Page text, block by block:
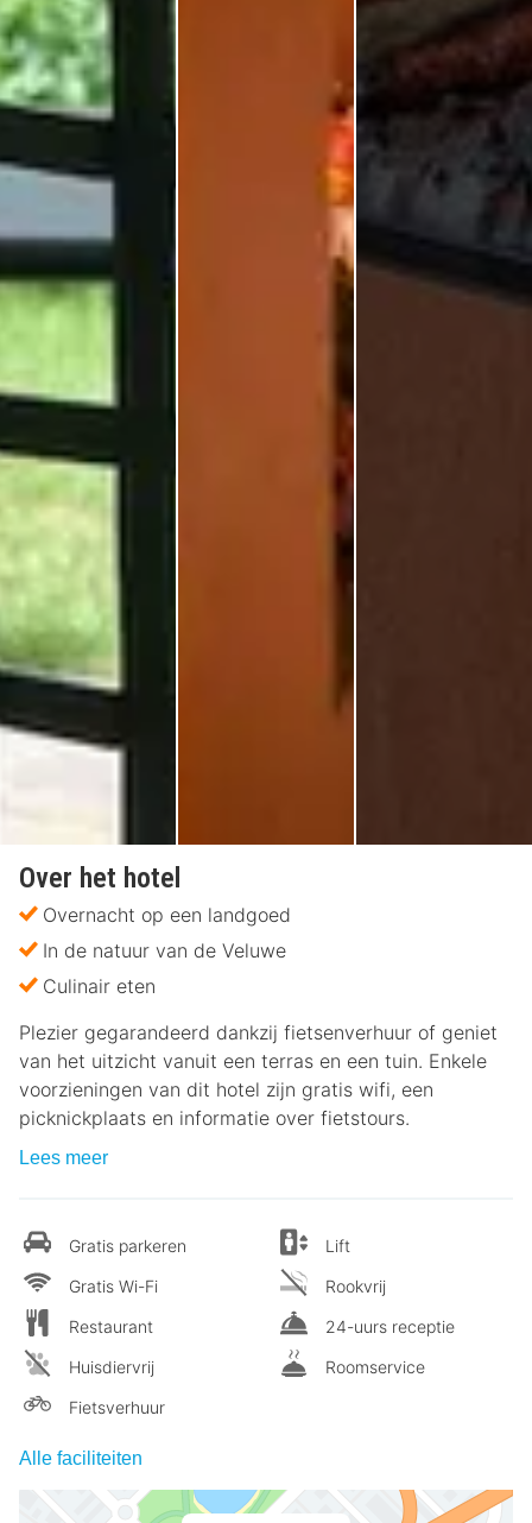
Over het hotel
Overnacht op een landgoed
In de natuur van de Veluwe
Culinair eten
Plezier gegarandeerd dankzij fietsenverhuur of geniet
van het uitzicht vanuit een terras en een tuin. Enkele
voorzieningen van dit hotel zijn gratis wifi, een
picknickplaats en informatie over fietstours.
Lees meer
Gratis parkeren
Gratis Wi-Fi
Restaurant
Huisdiervrij
Fietsverhuur
Lift
Rookvrij
24-uurs receptie
Roomservice
Alle faciliteiten